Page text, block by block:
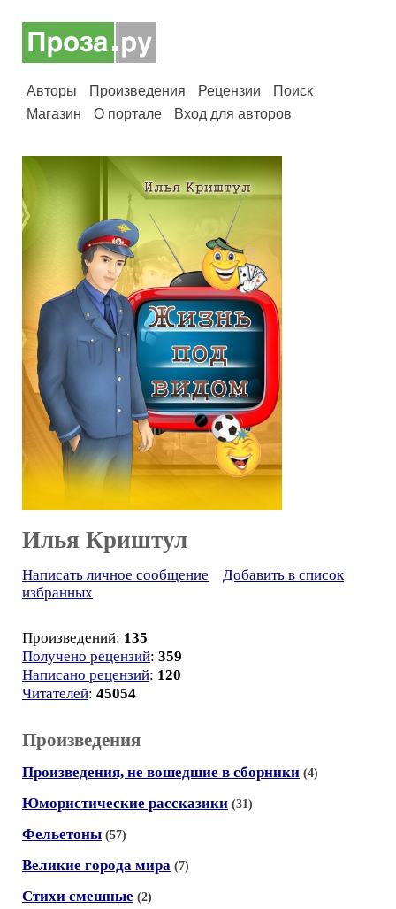
Авторы Произведения Рецензии
Поиск
Магазин
О портале Вход для авторов
Илья Криштул
Написать личное сообщение
Добавить в список
избранных
Произведений: 135
Получено рецензий: 359
Написано рецензий: 120
Читателей: 45054
Произведения
Произведения, не вошедшие в сборники (4)
Юмористические рассказики (31)
Фельетоны (57)
Великие города мира (7)
Стихи смешные (2)